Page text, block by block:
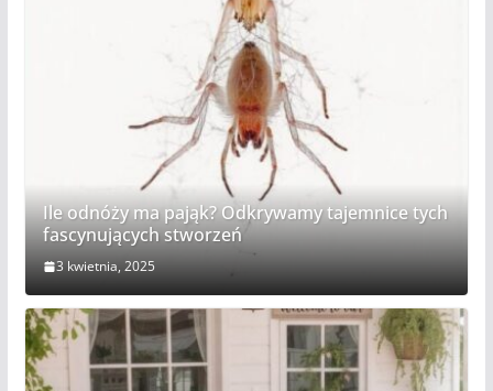
Ile odnóży ma pająk? Odkrywamy tajemnice tych
fascynujących stworzeń
3 kwietnia, 2025